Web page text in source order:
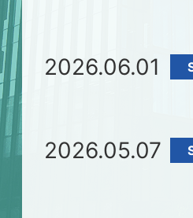
2026.06.01
2026.05.07